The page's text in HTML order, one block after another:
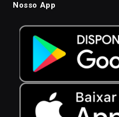
Nosso App